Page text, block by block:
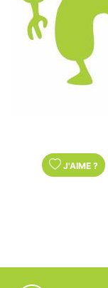
J'AIME ?